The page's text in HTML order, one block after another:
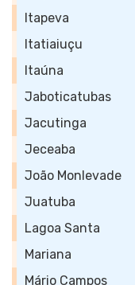
Itapeva
Itatiaiuçu
Itaúna
Jaboticatubas
Jacutinga
Jeceaba
João Monlevade
Juatuba
Lagoa Santa
Mariana
Mário Campos